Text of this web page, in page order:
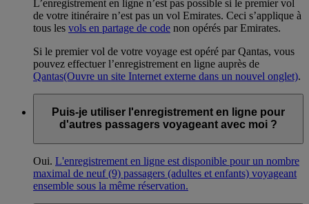
L’enregistrement en ligne n’est pas possible si le premier vol
de votre itinéraire n’est pas un vol Emirates. Ceci s’applique à
tous les vols en partage de code non opérés par Emirates.
Si le premier vol de votre voyage est opéré par Qantas, vous
pouvez effectuer l’enregistrement en ligne auprès de
Qantas(Ouvre un site Internet externe dans un nouvel onglet).
Puis-je utiliser l'enregistrement en ligne pour
d'autres passagers voyageant avec moi ?
Oui. L'enregistrement en ligne est disponible pour un nombre
maximal de neuf (9) passagers (adultes et enfants) voyageant
ensemble sous la même réservation.